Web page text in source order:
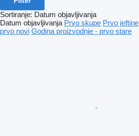
Sortiranje: Datum objavljivanja
Datum objavljivanja Prvo skupe Prvo jeftine
prvo novi Godina proizvodnje - prvo stare